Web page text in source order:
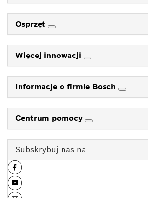
Osprzęt
Więcej innowacji
Informacje o firmie Bosch
Centrum pomocy
Subskrybuj nas na